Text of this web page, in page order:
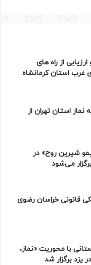
از راه های
غرب استان کرمانشاه
نماز استان تهران از
شیرین روح» در
می‌شود
قانونی خراسان رضوی
با محوریت «نماز،
یزد برگزار شد